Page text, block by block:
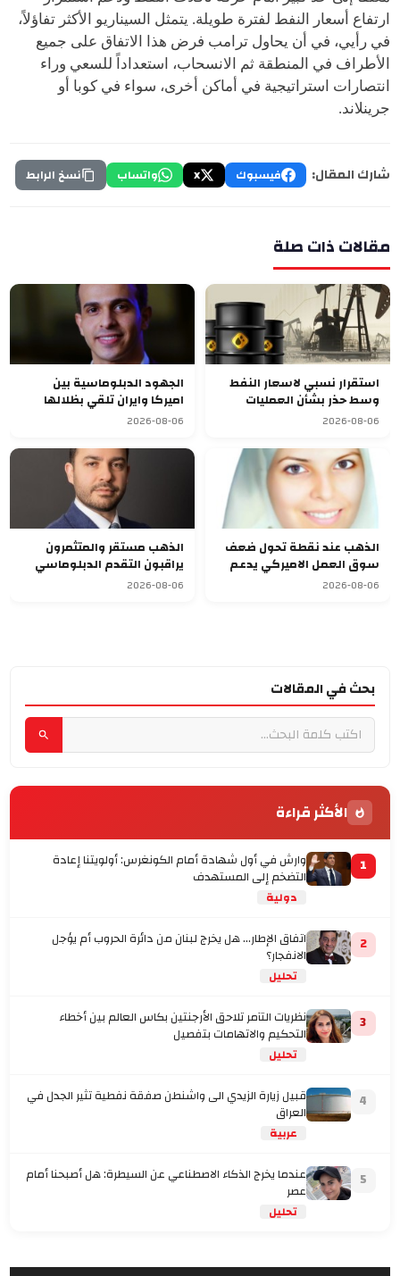
ارتفاع أسعار النفط لفترة طويلة. يتمثل السيناريو الأكثر تفاؤلاً،
في رأيي، في أن يحاول ترامب فرض هذا الاتفاق على جميع
الأطراف في المنطقة ثم الانسحاب، استعداداً للسعي وراء
انتصارات استراتيجية في أماكن أخرى، سواء في كوبا أو
جرينلاند.
شارك المقال: فيسبوك X واتساب نسخ الرابط
مقالات ذات صلة
استقرار نسبي لاسعار النفط
وسط حذر بشأن العمليات
الدبلوماسية
2026-08-06
الجهود الدبلوماسية بين
اميركا وايران تلقي بظلالها
غلى الاسواق العالمية
2026-08-06
الذهب عند نقطة تحول ضعف
سوق العمل الاميركي يدعم
الصعود
2026-08-06
الذهب مستقر والمتثمرون
يراقبون التقدم الدبلوماسي
بالشرق الاوسط
2026-08-06
بحث في المقالات
الأكثر قراءة
1 وارش في أول شهادة أمام الكونغرس: أولويتنا إعادة
التضخم إلى المستهدف
دولية
2 اتفاق الإطار... هل يخرج لبنان من دائرة الحروب أم يؤجل
الانفجار؟
تحليل
3 نظريات التآمر تلاحق الأرجنتين بكاس العالم بين أخطاء
التحكيم والاتهامات بتفصيل
تحليل
4 قبيل زيارة الزيدي الى واشنطن صفقة نفطية تثير الجدل في
العراق
عربية
5 عندما يخرج الذكاء الاصطناعي عن السيطرة: هل أصبحنا أمام
عصر
تحليل